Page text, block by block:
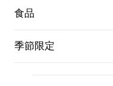
食品
季節限定